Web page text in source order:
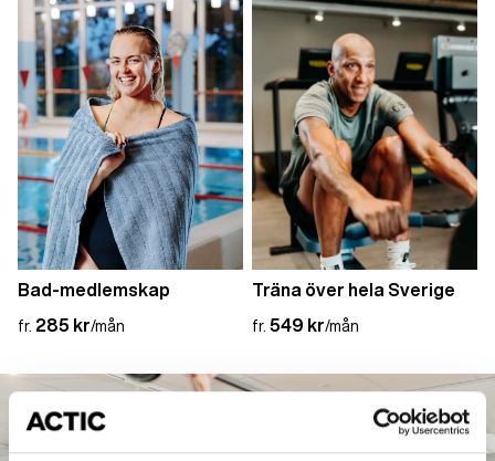
Bad-medlemskap
fr. 285 kr/mån
Träna över hela Sverige
fr. 549 kr/mån